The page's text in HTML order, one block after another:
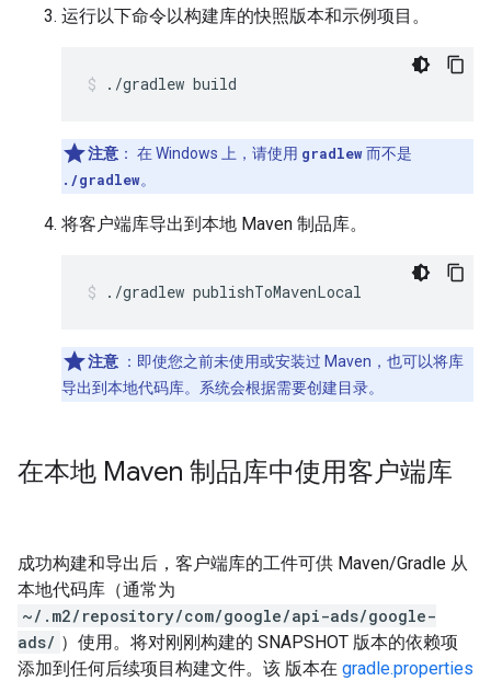
运行以下命令以构建库的快照版本和示例项目。
. /gradlew build
注意 ： 在 Windows 上，请使用 gradlew而不是
./gradlew。
将客户端库导出到本地 Maven 制品库。
. /gradlew publishToMavenLocal
注意 ：即使您之前未使用或安装过 Maven，也可以将库
导出到本地代码库。系统会根据需要创建目录。
在本地 Maven 制品库中使用客户端库
成功构建和导出后，客户端库的工件可供 Maven/Gradle 从
本地代码库（通常为
~/.m2/repository/com/google/api-ads/google-
ads/ ）使用。将对刚刚构建的 SNAPSHOT 版本的依赖项
添加到任何后续项目构建文件。该 版本在 gradle.properties